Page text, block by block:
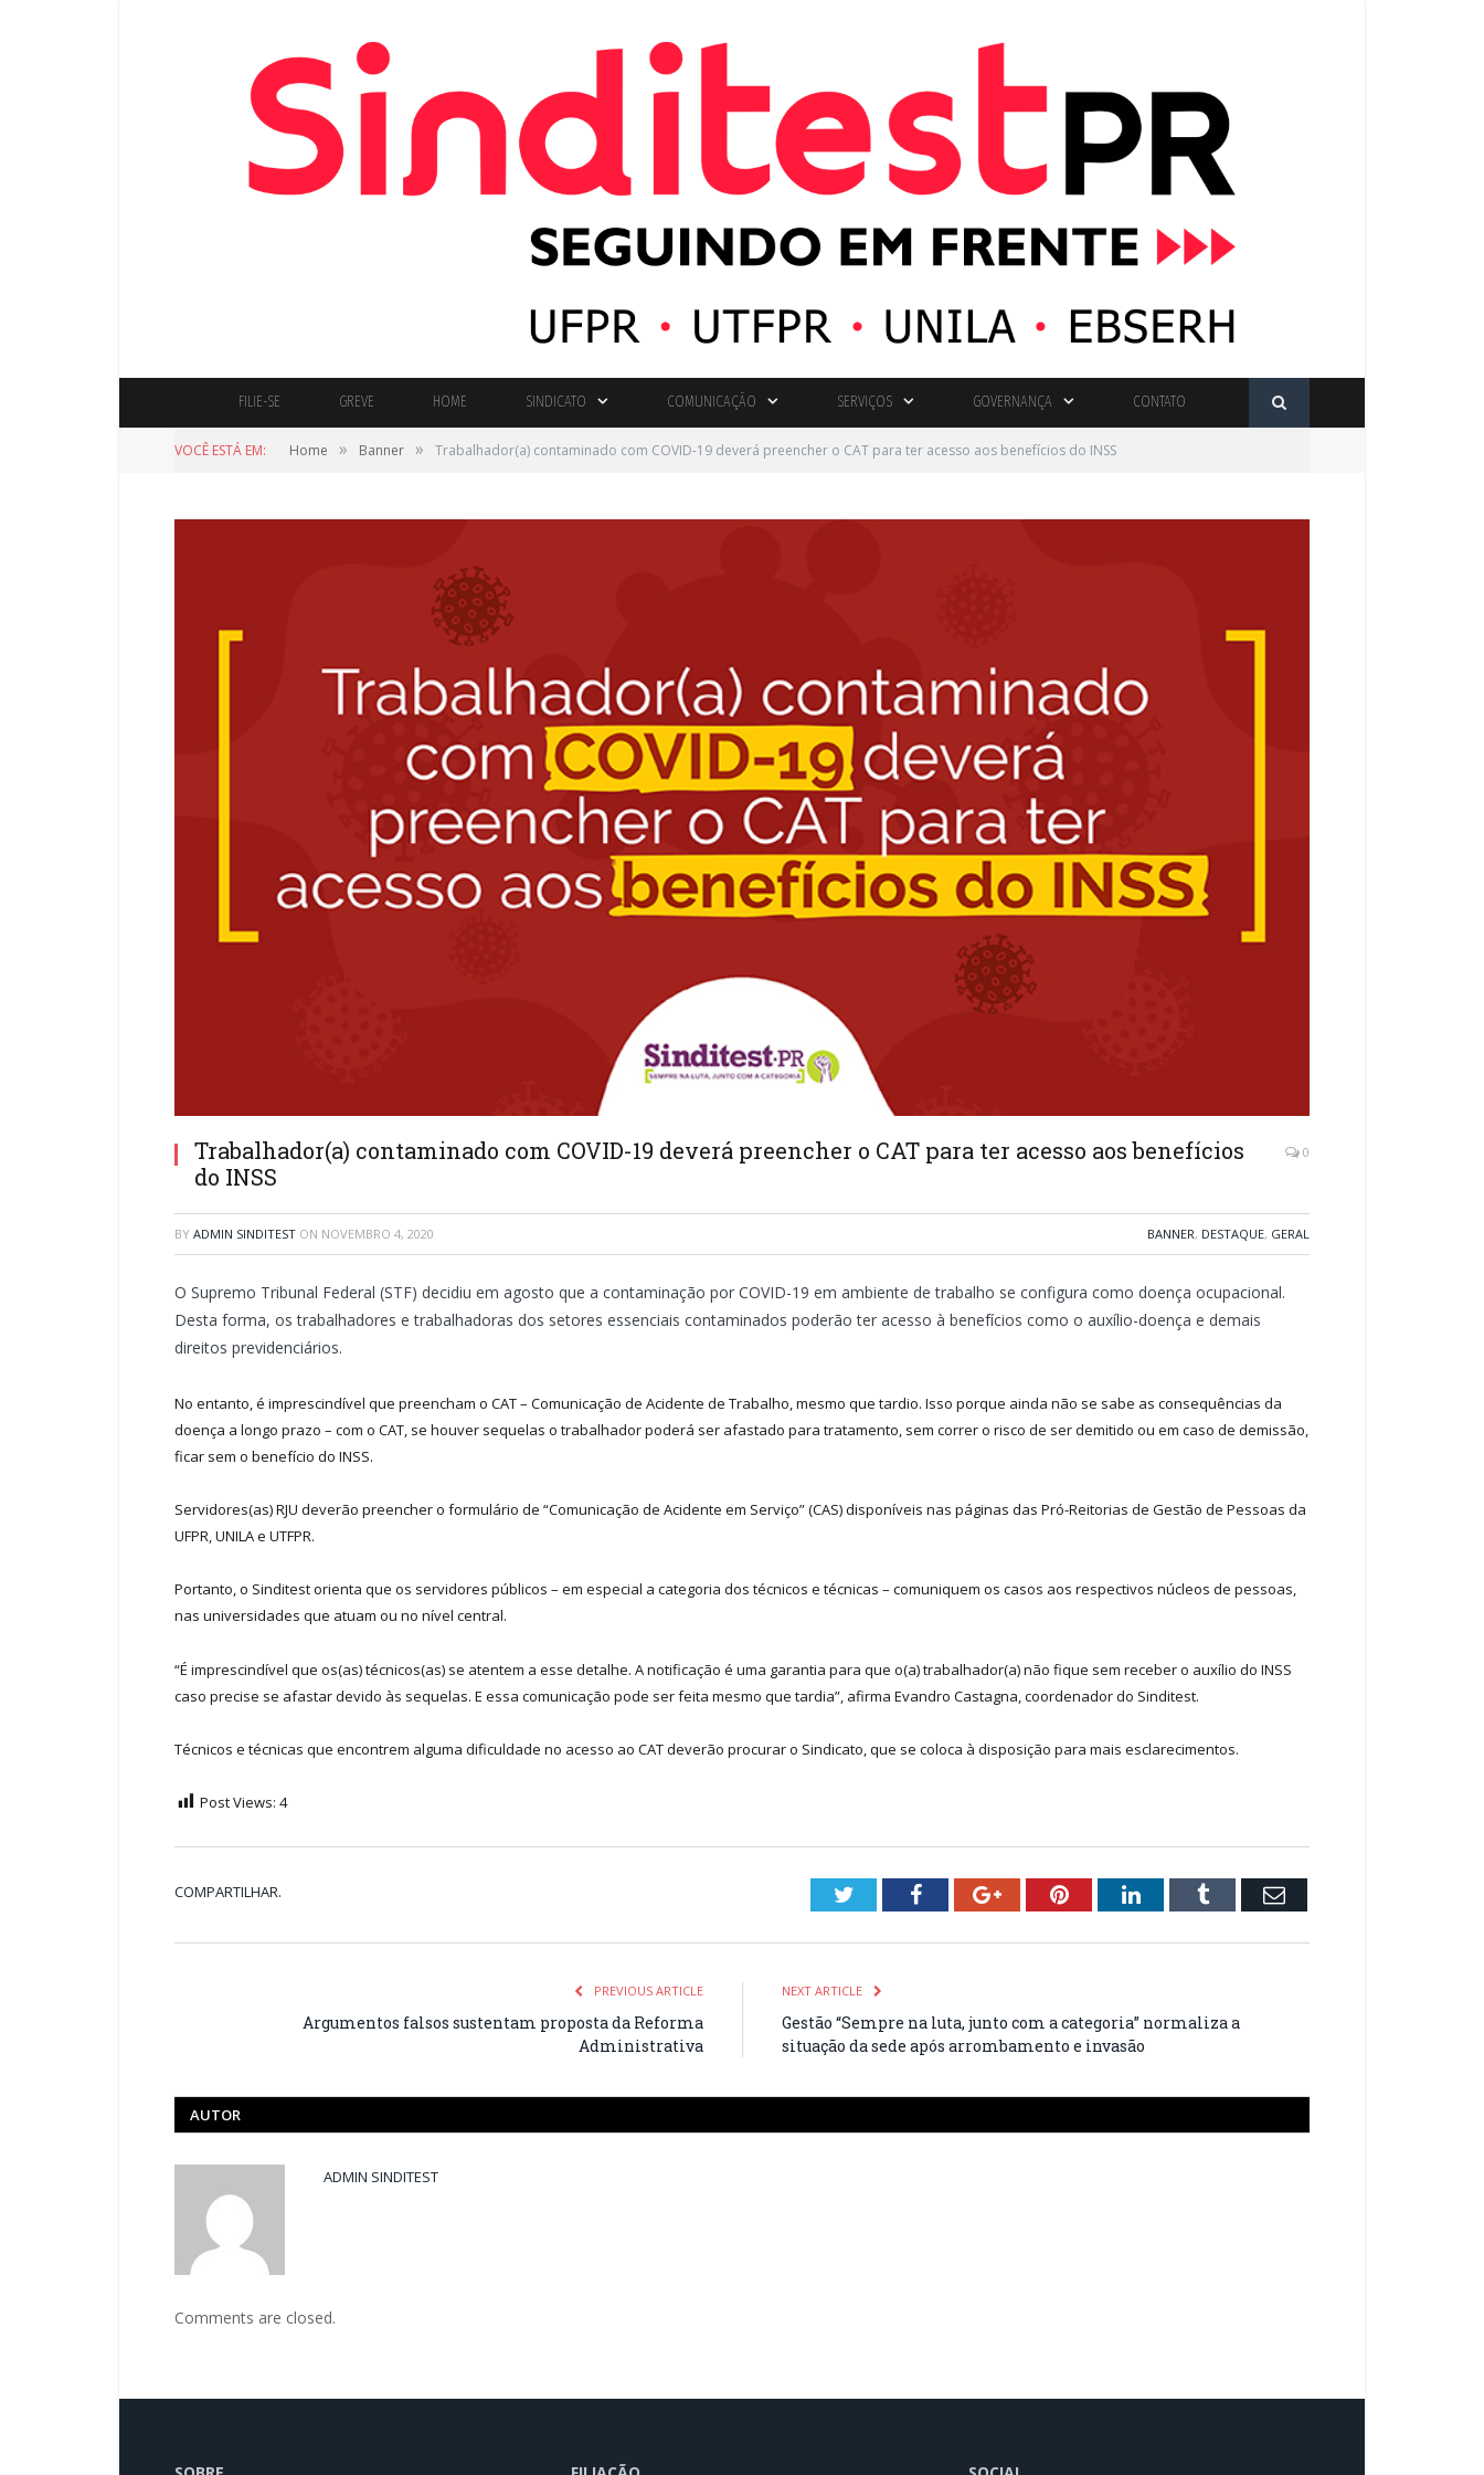
FILIE-SE GREVE HOME SINDICATO COMUNICAÇÃO SERVIÇOS GOVERNANÇA CONTATO
VOCÊ ESTÁ EM: Home » Banner » Trabalhador(a) contaminado com COVID-19 deverá preencher o CAT para ter acesso aos benefícios do INSS
Trabalhador(a) contaminado com COVID-19 deverá preencher o CAT para ter acesso aos benefícios
do INSS
0
BY ADMIN SINDITEST ON NOVEMBRO 4, 2020 BANNER, DESTAQUE, GERAL
O Supremo Tribunal Federal (STF) decidiu em agosto que a contaminação por COVID-19 em ambiente de trabalho se configura como doença ocupacional.
Desta forma, os trabalhadores e trabalhadoras dos setores essenciais contaminados poderão ter acesso à benefícios como o auxílio-doença e demais
direitos previdenciários.
No entanto, é imprescindível que preencham o CAT – Comunicação de Acidente de Trabalho, mesmo que tardio. Isso porque ainda não se sabe as consequências da
doença a longo prazo – com o CAT, se houver sequelas o trabalhador poderá ser afastado para tratamento, sem correr o risco de ser demitido ou em caso de demissão,
ficar sem o benefício do INSS.
Servidores(as) RJU deverão preencher o formulário de “Comunicação de Acidente em Serviço” (CAS) disponíveis nas páginas das Pró-Reitorias de Gestão de Pessoas da
UFPR, UNILA e UTFPR.
Portanto, o Sinditest orienta que os servidores públicos – em especial a categoria dos técnicos e técnicas – comuniquem os casos aos respectivos núcleos de pessoas,
nas universidades que atuam ou no nível central.
“É imprescindível que os(as) técnicos(as) se atentem a esse detalhe. A notificação é uma garantia para que o(a) trabalhador(a) não fique sem receber o auxílio do INSS
caso precise se afastar devido às sequelas. E essa comunicação pode ser feita mesmo que tardia”, afirma Evandro Castagna, coordenador do Sinditest.
Técnicos e técnicas que encontrem alguma dificuldade no acesso ao CAT deverão procurar o Sindicato, que se coloca à disposição para mais esclarecimentos.
Post Views: 4
COMPARTILHAR. TwitterFacebookGoogle+PinterestLinkedInTumblr Email
PREVIOUS ARTICLE
Argumentos falsos sustentam proposta da Reforma
Administrativa
NEXT ARTICLE
Gestão “Sempre na luta, junto com a categoria” normaliza a
situação da sede após arrombamento e invasão
AUTOR
ADMIN SINDITEST
Comments are closed.